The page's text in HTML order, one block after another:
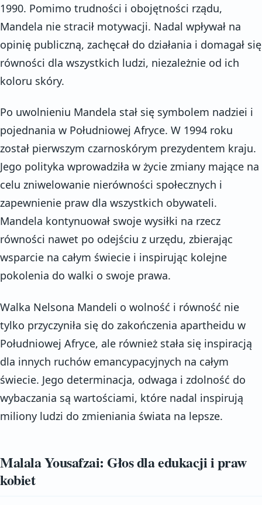
1990. Pomimo trudności i obojętności rządu,
Mandela nie stracił motywacji. Nadal wpływał na
opinię publiczną, zachęcał do działania i domagał się
równości dla wszystkich ludzi, niezależnie od ich
koloru skóry.
Po uwolnieniu Mandela stał się symbolem nadziei i
pojednania w Południowej Afryce. W 1994 roku
został pierwszym czarnoskórym prezydentem kraju.
Jego polityka wprowadziła w życie zmiany mające na
celu zniwelowanie nierówności społecznych i
zapewnienie praw dla wszystkich obywateli.
Mandela kontynuował swoje wysiłki na rzecz
równości nawet po odejściu z urzędu, zbierając
wsparcie na całym świecie i inspirując kolejne
pokolenia do walki o swoje prawa.
Walka Nelsona Mandeli o wolność i równość nie
tylko przyczyniła się do zakończenia apartheidu w
Południowej Afryce, ale również stała się inspiracją
dla innych ruchów emancypacyjnych na całym
świecie. Jego determinacja, odwaga i zdolność do
wybaczania są wartościami, które nadal inspirują
miliony ludzi do zmieniania świata na lepsze.
Malala Yousafzai: Głos dla edukacji i praw
kobiet